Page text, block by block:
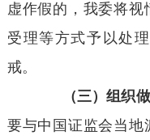
虚作假的，我委将视
受理等方式予以处
戒。
（三）组织
要与中国证监会当地